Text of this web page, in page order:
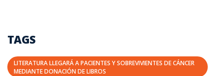
TAGS
LITERATURA LLEGARÁ A PACIENTES Y SOBREVIVIENTES DE CÁNCER
MEDIANTE DONACIÓN DE LIBROS